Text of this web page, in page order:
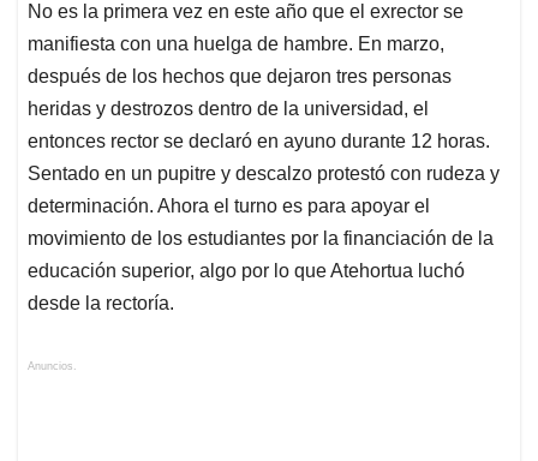
No es la primera vez en este año que el exrector se
manifiesta con una huelga de hambre. En marzo,
después de los hechos que dejaron tres personas
heridas y destrozos dentro de la universidad, el
entonces rector se declaró en ayuno durante 12 horas.
Sentado en un pupitre y descalzo protestó con rudeza y
determinación. Ahora el turno es para apoyar el
movimiento de los estudiantes por la financiación de la
educación superior, algo por lo que Atehortua luchó
desde la rectoría.
Anuncios.